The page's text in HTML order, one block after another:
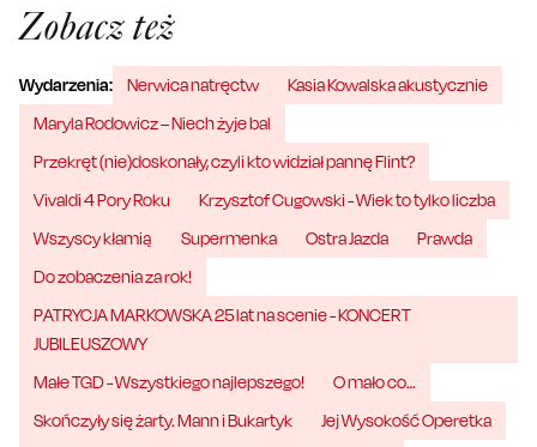
Zobacz też
Wydarzenia: Nerwica natręctw
Kasia Kowalska akustycznie
Maryla Rodowicz – Niech żyje bal
Przekręt (nie)doskonały, czyli kto widział pannę Flint?
Vivaldi 4 Pory Roku
Krzysztof Cugowski - Wiek to tylko liczba
Wszyscy kłamią
Supermenka Ostra Jazda
Prawda
Do zobaczenia za rok!
PATRYCJA MARKOWSKA 25 lat na scenie - KONCERT
JUBILEUSZOWY
Małe TGD - Wszystkiego najlepszego!
O mało co…
Skończyły się żarty. Mann i Bukartyk
Jej Wysokość Operetka